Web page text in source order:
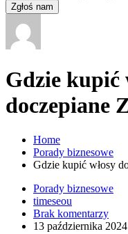
Zgłoś nam
Gdzie kupić
doczepiane
Home
Porady biznesowe
Gdzie kupić włosy
Porady biznesowe
timeseou
Brak komentarzy
13 października 2024